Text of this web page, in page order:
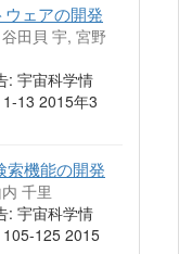
ェアの開発
田貝 宇, 宮野
: 宇宙科学情
13 2015年3
索機能の開発
千里
: 宇宙科学情
125 2015